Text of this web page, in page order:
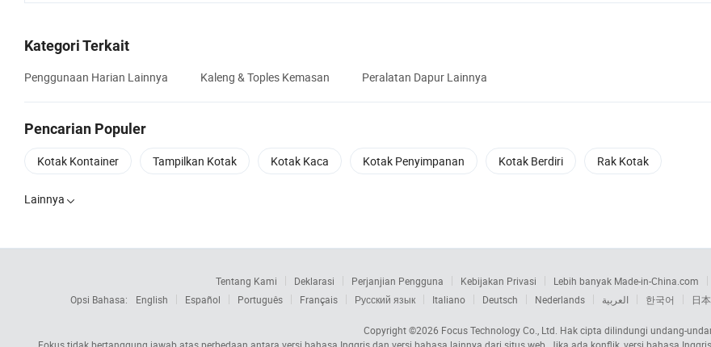
Kategori Terkait
Penggunaan Harian Lainnya Kaleng & Toples Kemasan Peralatan Dapur Lainnya
Pencarian Populer
Kotak Kontainer Tampilkan Kotak Kotak Kaca Kotak Penyimpanan Kotak Berdiri Rak Kotak
Lainnya 
Tentang Kami Deklarasi Perjanjian Pengguna Kebijakan Privasi Lebih banyak Made-in-China.com
Opsi Bahasa:
English Español Português Français Русский язык Italiano Deutsch Nederlands العربية 한국어 日
Copyright ©2026 Focus Technology Co., Ltd. Hak cipta dilindungi undang-